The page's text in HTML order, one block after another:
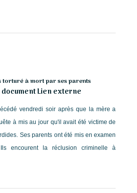
torturé à mort par ses parents
Lien externe
vendredi soir après que la mère a
à mis au jour qu'il avait été victime de
Ses parents ont été mis en examen
encourent la réclusion criminelle à